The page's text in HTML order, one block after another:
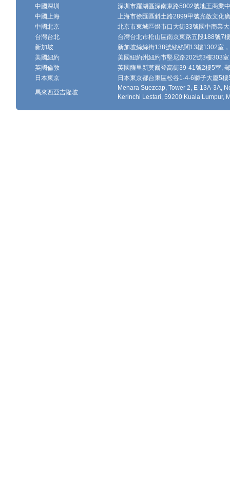
中國深圳
深圳市羅湖區深南東路5002號地王商業
中國上海
上海市徐匯區斜土路2899甲號光啟文化
中國北京
北京市東城區燈市口大街33號國中商業
台灣台北
台灣台北市松山區南京東路五段188號7
新加坡
新加坡絲絲街138號絲絲閣13樓1302室
美國紐約
美國紐約州紐約市堅尼路202號3樓303
英國倫敦
英國薩里新莫爾登高街39-41號2樓5室,
日本東京
日本東京都台東區松谷1-4-6獅子大廈5
馬來西亞吉隆坡
Menara Suezcap, Tower 2, E-13A-3A,
Kerinchi Lestari, 59200 Kuala Lumpur,